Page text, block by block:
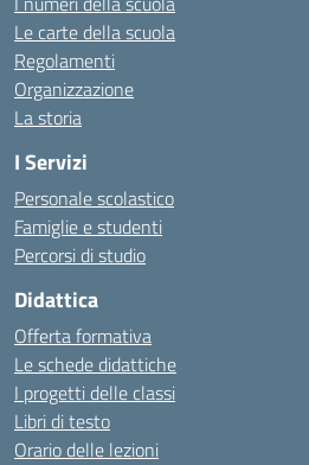
Le carte della scuola
Regolamenti
Organizzazione
La storia
I Servizi
Personale scolastico
Famiglie e studenti
Percorsi di studio
Didattica
Offerta formativa
Le schede didattiche
I progetti delle classi
Libri di testo
Orario delle lezioni